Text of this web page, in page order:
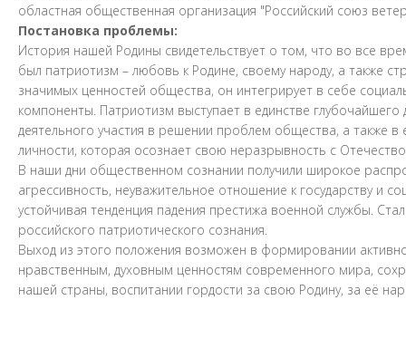
областная общественная организация "Российский союз
Постановка проблемы:
История нашей Родины свидетельствует о том, что во все
был патриотизм – любовь к Родине, своему народу, а также
значимых ценностей общества, он интегрирует в себе
компоненты. Патриотизм выступает в единстве
деятельного участия в решении проблем общества, а также в
личности, которая осознает свою неразрывность с
В наши дни общественном сознании получили широкое
агрессивность, неуважительное отношение к государству и
устойчивая тенденция падения престижа военной службы.
российского патриотического сознания.
Выход из этого положения возможен в формировании
нравственным, духовным ценностям современного мира,
нашей страны, воспитании гордости за свою Родину, за её